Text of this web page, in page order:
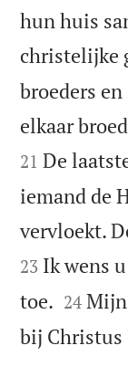
hun huis
christelijke
broeders
elkaar
21 De
iemand de
vervloekt.
23 Ik wens
toe. 

24
bij Christus